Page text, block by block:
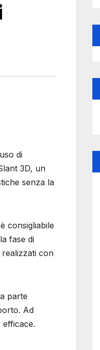
di
3D, un
senza la
consigliabile
fase di
con
parte
Ad